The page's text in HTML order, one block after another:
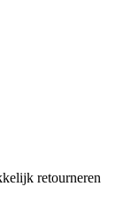
retourneren